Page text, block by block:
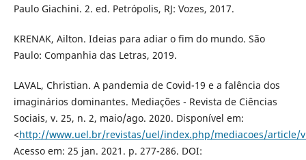
Paulo Giachini. 2. ed. Petrópolis, RJ: Vozes, 2017.
KRENAK, Ailton. Ideias para adiar o fim do mundo. São
Paulo: Companhia das Letras, 2019.
LAVAL, Christian. A pandemia de Covid-19 e a falência dos
imaginários dominantes. Mediações - Revista de Ciências
Sociais, v. 25, n. 2, maio/ago. 2020. Disponível em:
<http://www.uel.br/revistas/uel/index.php/mediacoes/article/
Acesso em: 25 jan. 2021. p. 277-286. DOI: